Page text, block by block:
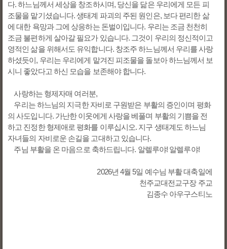
다. 하느님께서 세상을 창조하시며, 당신을 닮은 우리에게 모든 피
조물을 맡기셨습니다. 생태계 파괴의 주된 원인은, 보다 편리한 삶
에 대한 욕망과 그에 상응하는 돈벌이입니다. 우리는 조금 천천히
조금 불편하게 살아갈 필요가 있습니다. 그것이 우리의 정신적이고
영적인 삶을 위해서도 유익합니다. 창조주 하느님께서 우리를 사랑
하셨듯이, 우리는 우리에게 맡겨진 피조물을 돌보아 하느님께서 보
시니 좋았다고 하신 모습을 보존해야 합니다.
사랑하는 형제자매 여러분,
우리는 하느님의 지극한 자비로 구원받은 부활의 증인이며 평화
의 사도입니다. 가난한 이웃에게 사랑을 베풀며 부활의 기쁨을 전
하고 진정한 형제애로 평화를 이루십시오. 지구 생태계도 하느님
자녀들의 자비로운 손길을 고대하고 있습니다.
주님 부활을 온 마음으로 축하드립니다. 알렐루야! 알렐루야!
2026년 4월 5일 예수님 부활 대축일에
천주교대전교구장 주교
김종수 아우구스티노